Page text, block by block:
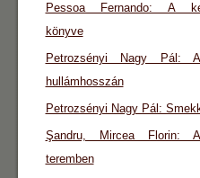
Pessoa Fernando: A
könyve
Petrozsényi Nagy Pál:
hullámhosszán
Petrozsényi Nagy Pál:
Şandru, Mircea Florin:
teremben